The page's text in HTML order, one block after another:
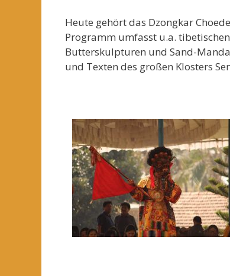
Heute gehört das Dzongkar
Programm umfasst u.a.
Butterskulpturen und Sand-
und Texten des großen Klosters